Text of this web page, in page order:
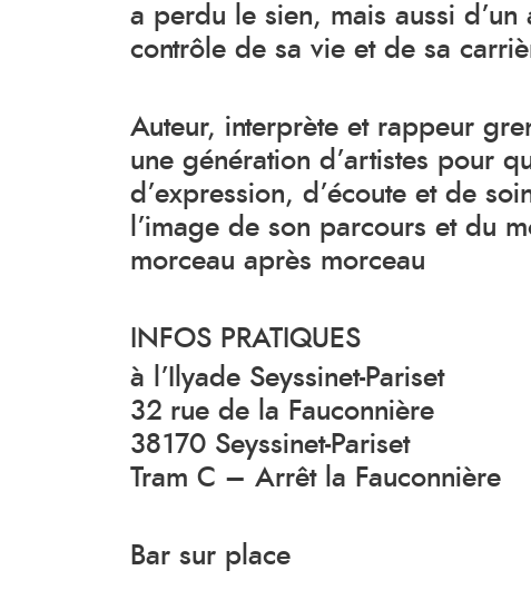
a perdu le sien, mais aussi
contrôle de sa vie et de sa
Auteur, interprète et rappeur
une génération d’artistes pour
d’expression, d’écoute et de
l’image de son parcours et du
morceau après morceau
INFOS PRATIQUES
à l’Ilyade Seyssinet-Pariset
32 rue de la Fauconnière
38170 Seyssinet-Pariset
Tram C – Arrêt la Fauconnière
Bar sur place